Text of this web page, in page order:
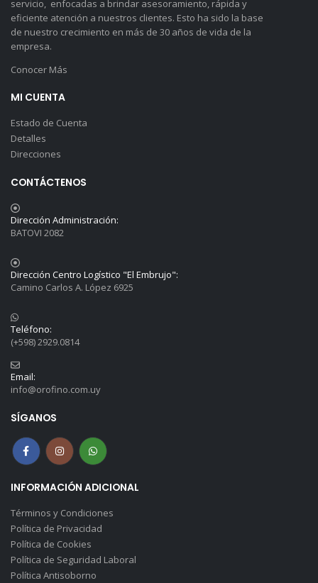
servicio, enfocadas a brindar asesoramiento, rápida y
eficiente atención a nuestros clientes. Esto ha sido la base
de nuestro crecimiento en más de 30 años de vida de la
empresa.
Conocer Más
MI CUENTA
Estado de Cuenta
Detalles
Direcciones
CONTÁCTENOS
Dirección Administración:
BATOVI 2082
Dirección Centro Logístico "El Embrujo":
Camino Carlos A. López 6925
Teléfono:
(+598) 2929.0814
Email:
info@orofino.com.uy
SÍGANOS
INFORMACIÓN ADICIONAL
Términos y Condiciones
Política de Privacidad
Política de Cookies
Política de Seguridad Laboral
Política Antisoborno